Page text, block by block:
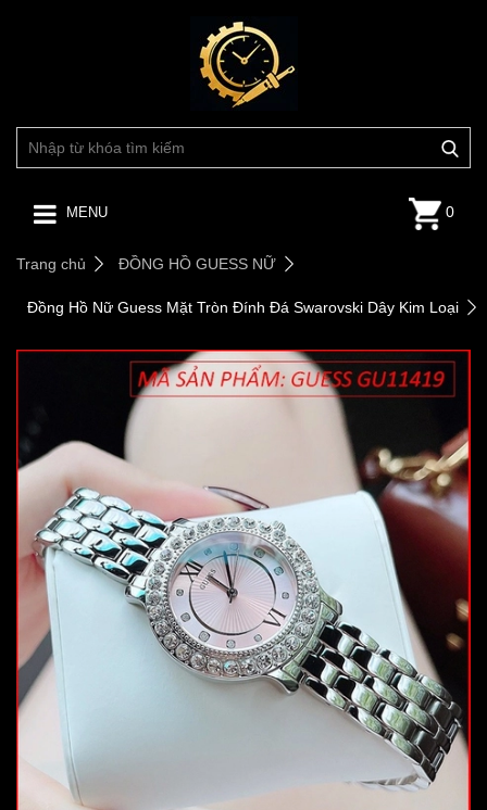
MENU 0
Trang chủ ĐỒNG HỒ GUESS NỮ
Đồng Hồ Nữ Guess Mặt Tròn Đính Đá Swarovski Dây Kim Loại